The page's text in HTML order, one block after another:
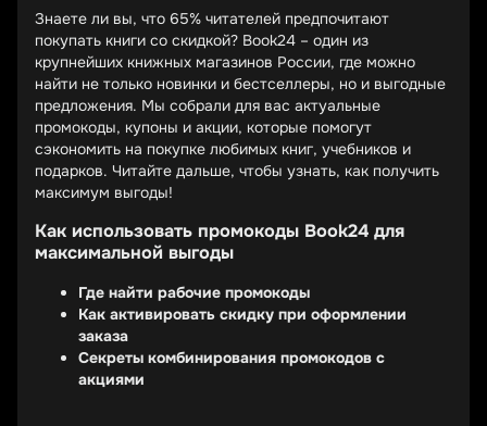
Знаете ли вы, что 65% читателей предпочитают
покупать книги со скидкой? Book24 – один из
крупнейших книжных магазинов России, где можно
найти не только новинки и бестселлеры, но и выгодные
предложения. Мы собрали для вас актуальные
промокоды, купоны и акции, которые помогут
сэкономить на покупке любимых книг, учебников и
подарков. Читайте дальше, чтобы узнать, как получить
максимум выгоды!
Как использовать промокоды Book24 для
максимальной выгоды
Где найти рабочие промокоды
Как активировать скидку при оформлении
заказа
Секреты комбинирования промокодов с
акциями